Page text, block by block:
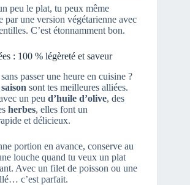
peu le plat, tu peux même
par une version végétarienne avec
C’est étonnamment bon.
: 100 % légèreté et saveur
passer une heure en cuisine ?
sont tes meilleures alliées.
un peu d’huile d’olive, des
herbes, elles font un
et délicieux.
portion en avance, conserve au
louche quand tu veux un plat
Avec un filet de poisson ou une
c’est parfait.